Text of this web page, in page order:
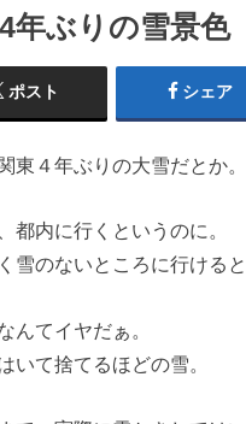
年ぶりの雪景色
ポスト シェア
東４年ぶりの大雪だとか。
都内に行くというのに。
雪のないところに行けると
んてイヤだぁ。
いて捨てるほどの雪。